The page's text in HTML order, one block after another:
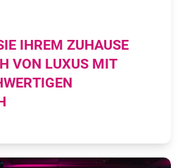
IHREM ZUHAUSE
VON LUXUS MIT